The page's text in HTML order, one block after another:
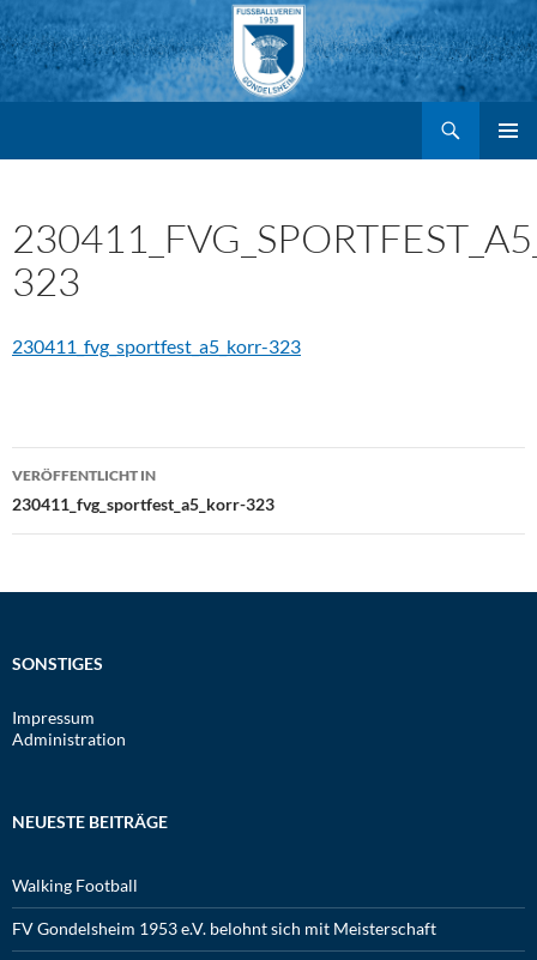
Zum
Inhalt
springen
323
230411_fvg_sportfest_a5_korr-323
Beitragsnavigation
VERÖFFENTLICHT IN
230411_fvg_sportfest_a5_korr-323
SONSTIGES
Impressum
Administration
NEUESTE BEITRÄGE
Walking Football
FV Gondelsheim 1953 e.V. belohnt sich mit Meisterschaft